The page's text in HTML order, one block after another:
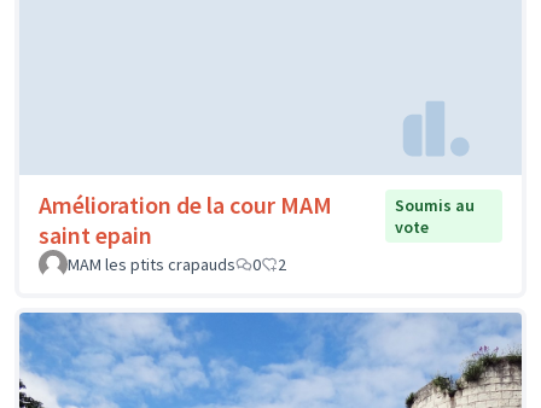
Amélioration de la cour MAM
saint epain
Soumis au
vote
MAM les ptits crapauds
0 2